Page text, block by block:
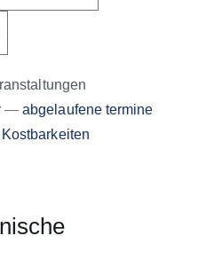
abgelaufene termine